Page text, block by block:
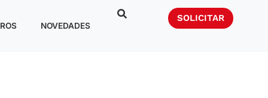
NOVEDADES
SOLICITAR